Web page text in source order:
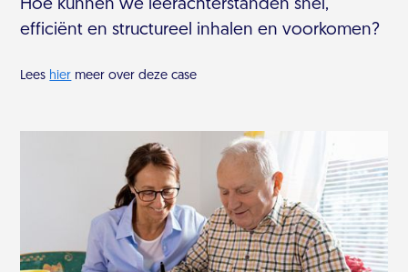
Hoe kunnen we leerachterstanden snel,
efficiënt en structureel inhalen en voorkomen?
Lees hier meer over deze case